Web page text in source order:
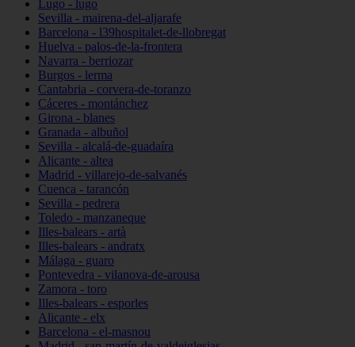
Lugo - lugo
Sevilla - mairena-del-aljarafe
Barcelona - l39hospitalet-de-llobregat
Huelva - palos-de-la-frontera
Navarra - berriozar
Burgos - lerma
Cantabria - corvera-de-toranzo
Cáceres - montánchez
Girona - blanes
Granada - albuñol
Sevilla - alcalá-de-guadaíra
Alicante - altea
Madrid - villarejo-de-salvanés
Cuenca - tarancón
Sevilla - pedrera
Toledo - manzaneque
Illes-balears - artà
Illes-balears - andratx
Málaga - guaro
Pontevedra - vilanova-de-arousa
Zamora - toro
Illes-balears - esporles
Alicante - elx
Barcelona - el-masnou